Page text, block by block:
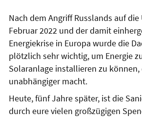
Nach dem Angriff Russlands auf
Februar 2022 und der damit
Energiekrise in Europa wurde die
plötzlich sehr wichtig, um Energie
Solaranlage installieren zu können,
unabhängiger macht.
Heute, fünf Jahre später, ist die
durch eure vielen großzügigen